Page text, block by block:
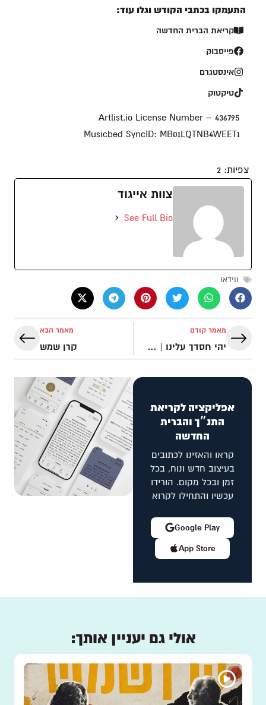
התעמקו בכתבי הקודש וגלו עוד:
קריאת הברית החדשה
פייסבוק
אינסטגרם
טיקטוק
Artlist.io License Number – 436795
Musicbed SyncID: MB01LQTNB4WEET1
צפיות: 2
צוות אייגוד
See Full Bio
ווידאו
מאמר קודם
יהי חסדך עלינו | דרור מוסיקה
מאמר הבא
קרן שמש
אפליקציה לקריאת
התנ״ך והברית
החדשה
קראו והאזינו לכתובים
בעיצוב חדש ונוח, בכל
זמן ובכל מקום. הורידו
עכשיו והתחילו לקרוא
App Store
Google Play
אולי גם יעניין אותך: